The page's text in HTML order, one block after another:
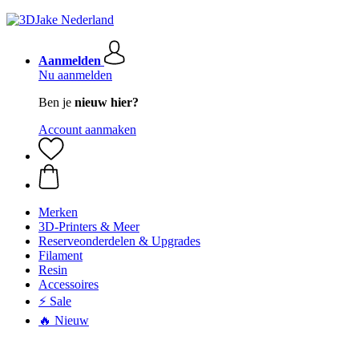
Aanmelden
Nu aanmelden
Ben je nieuw hier?
Account aanmaken
Merken
3D-Printers & Meer
Reserveonderdelen & Upgrades
Filament
Resin
Accessoires
⚡ Sale
🔥 Nieuw